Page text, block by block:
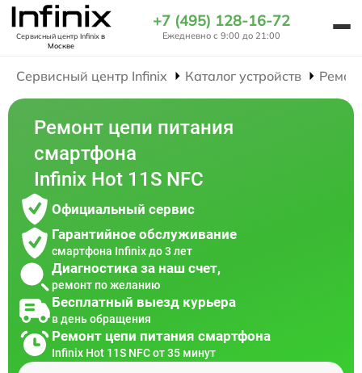
Сервисный центр Infinixв
Москве
+7 (495) 128-16-72
Ежедневно с 9:00 до 21:00
Сервисный центр Infinix Каталог устройств
Ремонт цепи питания
смартфона
Infinix Hot 11S NFC
Официальный сервис
Гарантийное обслуживание
смартфона Infinix до 3 лет
Диагностика за наш счет,
ремонт по желанию
Бесплатный выезд курьера
в день обращения
Ремонт цепи питания смартфона
Infinix Hot 11S NFC от 35 минут